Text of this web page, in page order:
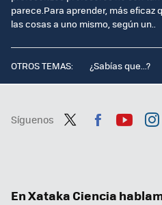
parece.Para aprender, más eficaz
las cosas a uno mismo, según un..
OTROS TEMAS: ¿Sabías que...?
Síguenos
En Xataka Ciencia